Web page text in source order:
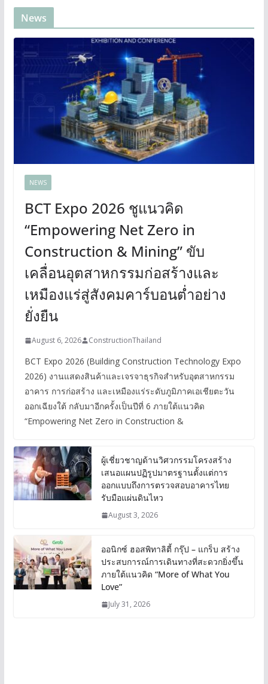
News
NEWS
BCT Expo 2026 ชูแนวคิด
“Empowering Net Zero in
Construction & Mining” ขับ
เคลื่อนอุตสาหกรรมก่อสร้างและ
เหมืองแร่สู่สังคมคาร์บอนต่ำอย่าง
ยั่งยืน
August 6, 2026 ConstructionThailand
BCT Expo 2026 (Building Construction Technology Expo
2026) งานแสดงสินค้าและเจรจาธุรกิจสำหรับอุตสาหกรรม
อาคาร การก่อสร้าง และเหมืองแร่ระดับภูมิภาคเอเชียตะวัน
ออกเฉียงใต้ กลับมาอีกครั้งเป็นปีที่ 6 ภายใต้แนวคิด
“Empowering Net Zero in Construction &
ผู้เชี่ยวชาญด้านวิศวกรรมโครงสร้าง
เสนอแผนปฏิรูปมาตรฐานตั้งแต่การ
ออกแบบถึงการตรวจสอบอาคารไทย
รับมือแผ่นดินไหว
August 3, 2026
ออนิกซ์ ฮอสพิทาลิตี้ กรุ๊ป – แกร็บ สร้าง
ประสบการณ์การเดินทางที่สะดวกยิ่งขึ้น
ภายใต้แนวคิด “More of What You
Love”
July 31, 2026